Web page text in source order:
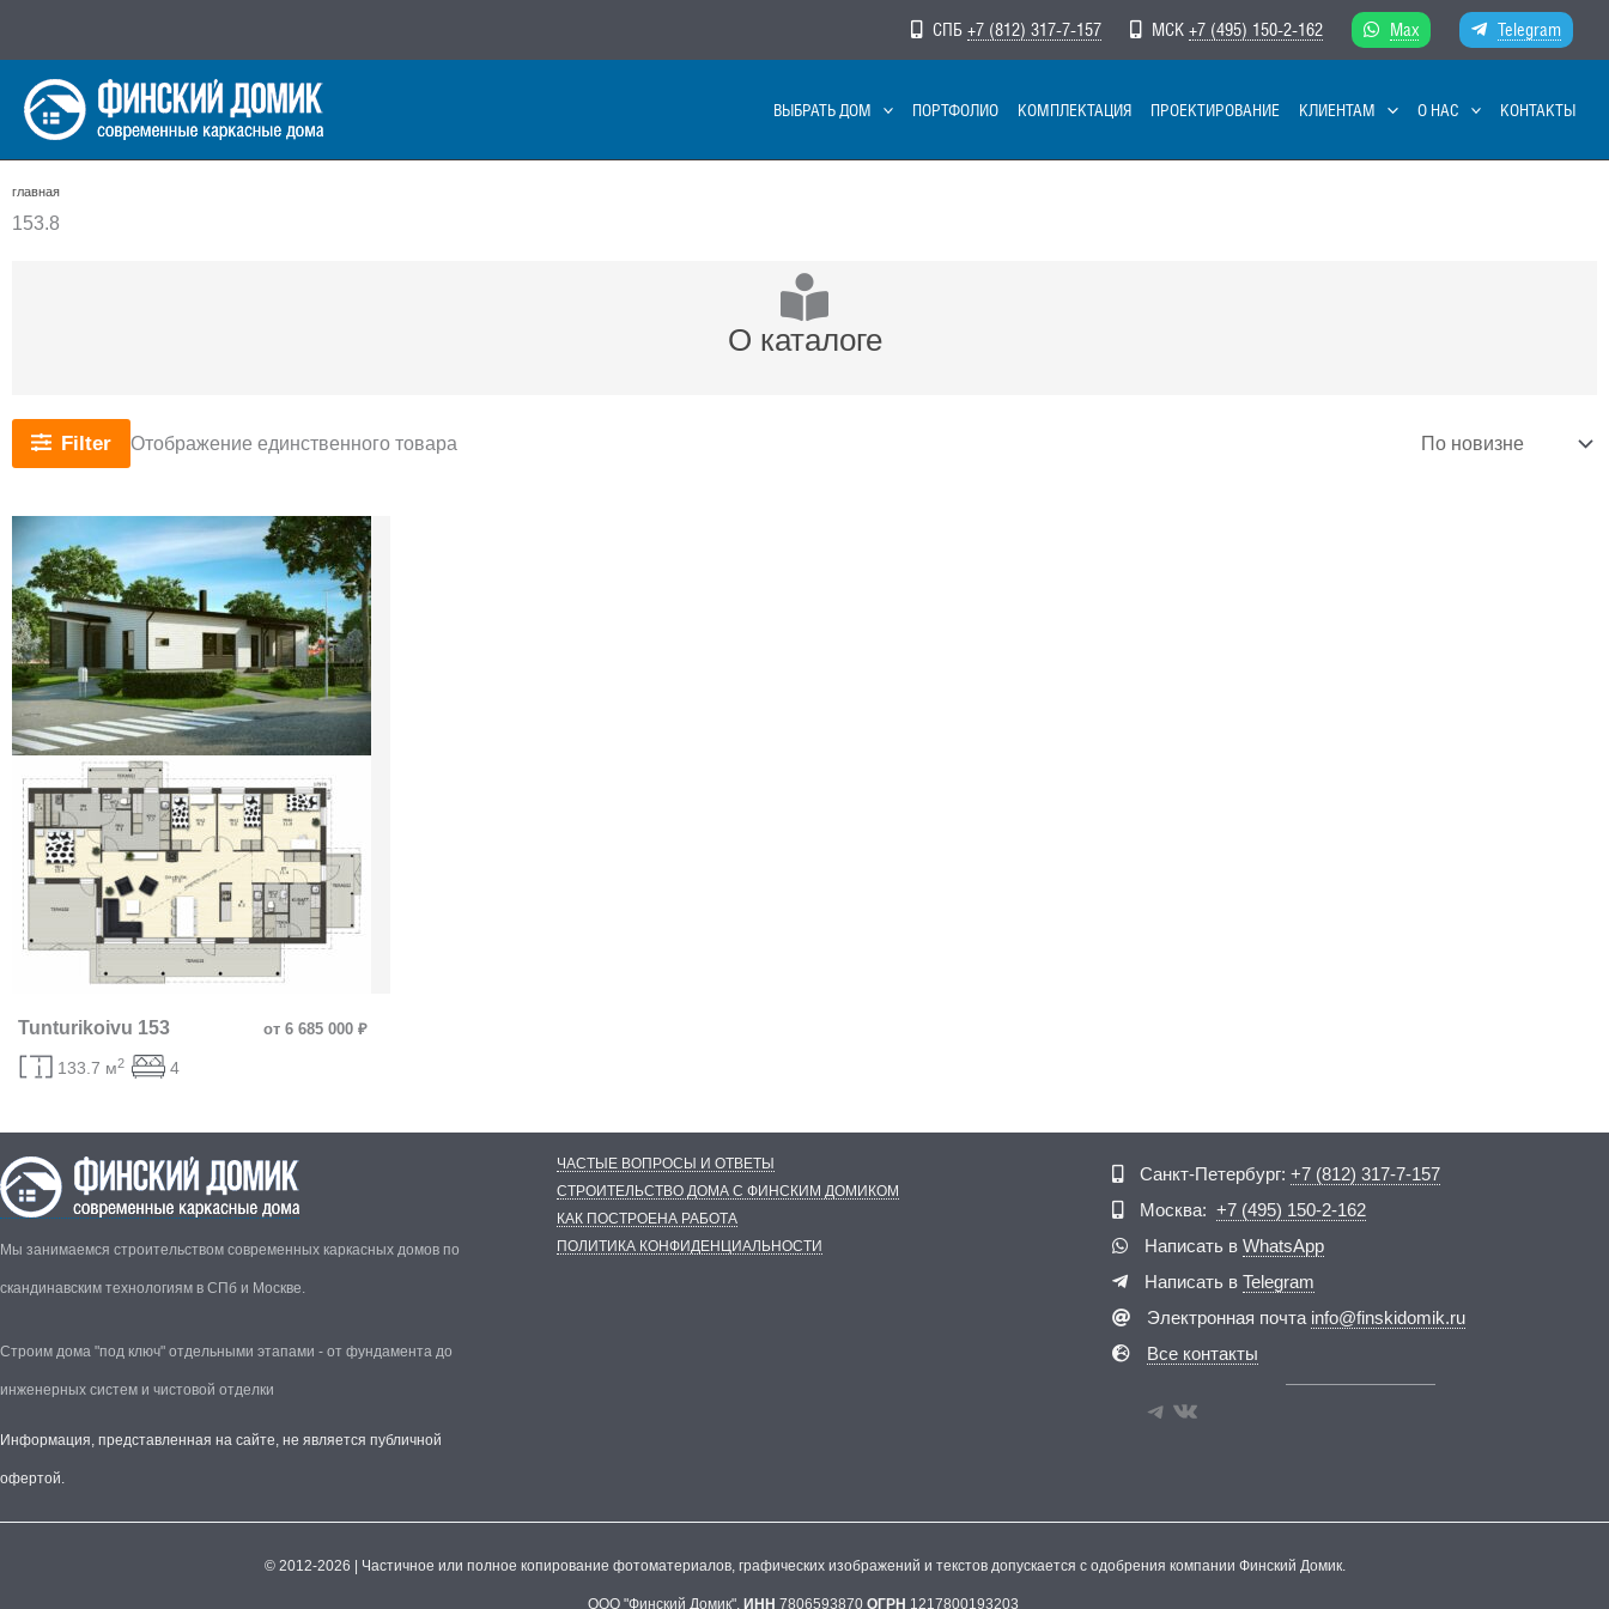
к
содержимому
СПБ +7 (812) 317-7-157 МСК +7 (495) 150-2-162 Max Telegram
ВЫБРАТЬ ДОМ ПОРТФОЛИО КОМПЛЕКТАЦИЯ ПРОЕКТИРОВАНИЕ КЛИЕНТАМ О НАС КОНТАКТЫ
главная
153.8
О каталоге
Filter Отображение единственного товара
Tunturikoivu 153 от 6 685 000 ₽
133.7 м2 4
Мы занимаемся строительством современных каркасных домов по
скандинавским технологиям в СПб и Москве.
Строим дома "под ключ" отдельными этапами - от фундамента до
инженерных систем и чистовой отделки
Информация, представленная на сайте, не является публичной
офертой.
ЧАСТЫЕ ВОПРОСЫ И ОТВЕТЫ
СТРОИТЕЛЬСТВО ДОМА С ФИНСКИМ ДОМИКОМ
КАК ПОСТРОЕНА РАБОТА
ПОЛИТИКА КОНФИДЕНЦИАЛЬНОСТИ
Санкт-Петербург:+7 (812) 317-7-157
Москва:+7 (495) 150-2-162
Написать вWhatsApp
Написать вTelegram
Электронная почта info@finskidomik.ru
Все контакты
© 2012-2026 | Частичное или полное копирование фотоматериалов, графических изображений и текстов допускается с одобрения компании Финский Домик.
ООО "Финский Домик". ИНН 7806593870 ОГРН 1217800193203